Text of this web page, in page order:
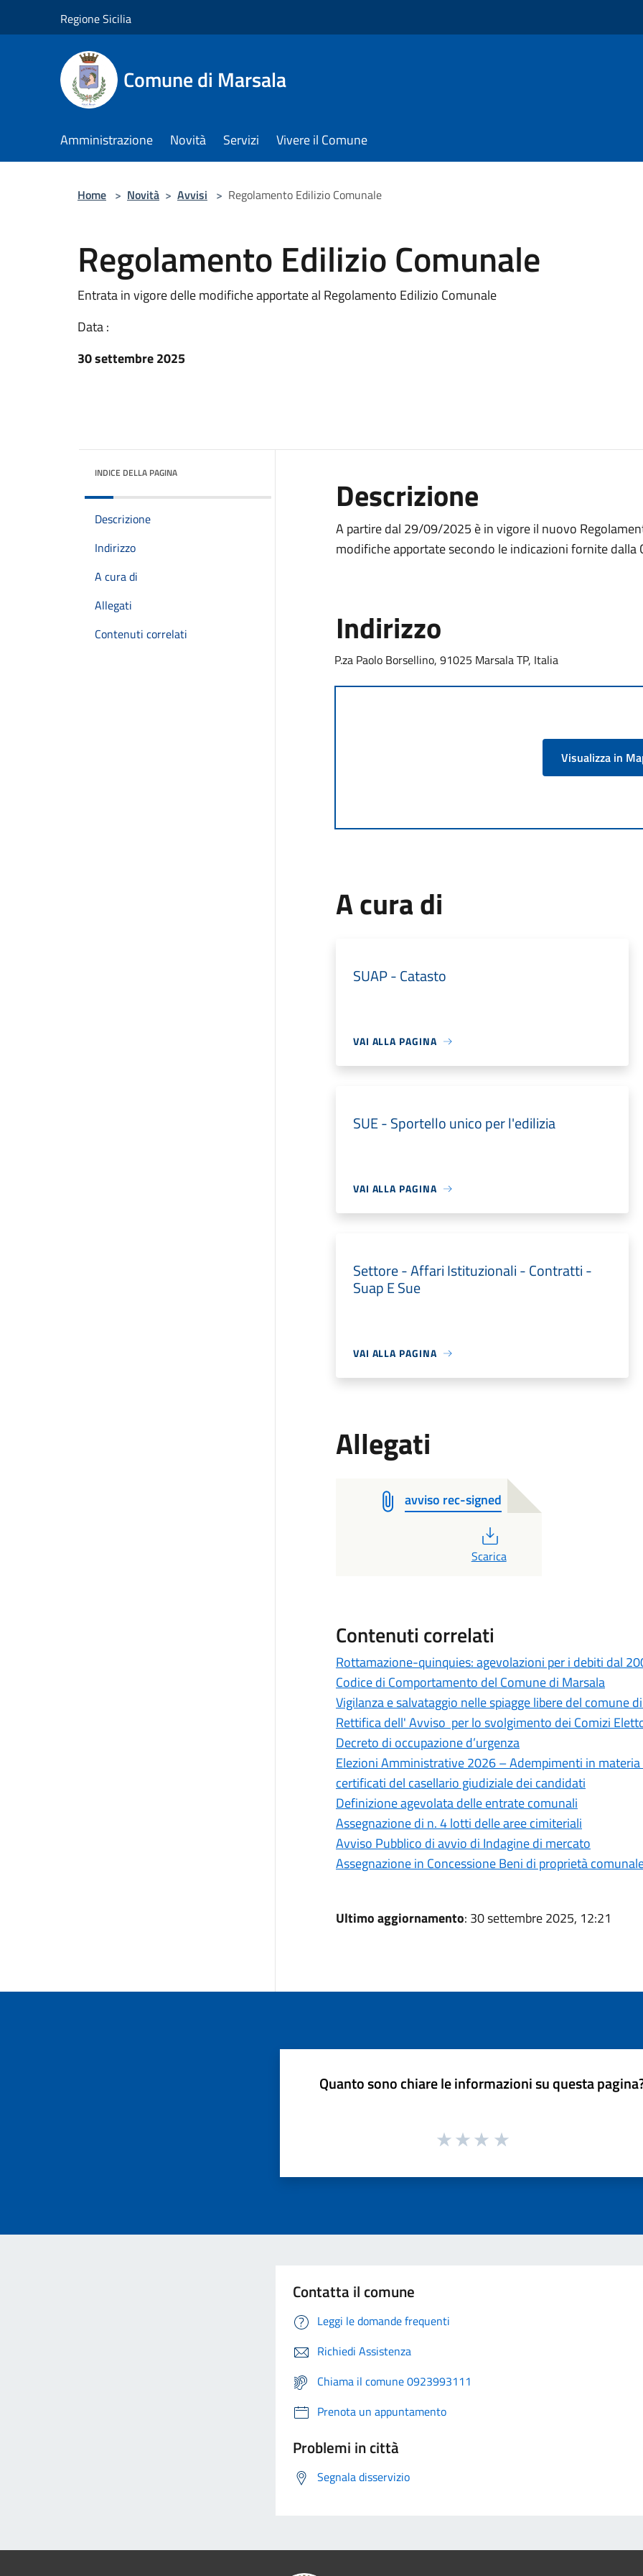
Regione Sicilia
Comune di Marsala
Amministrazione Novità Servizi Vivere il Comune
Home > Novità > Avvisi > Regolamento Edilizio Comunale
Regolamento Edilizio Comunale
Entrata in vigore delle modifiche apportate al Regolamento Edilizio Comunale
Data :
30 settembre 2025
INDICE DELLA PAGINA
Descrizione
Indirizzo
A cura di
Allegati
Contenuti correlati
Descrizione
A partire dal 29/09/2025 è in vigore il nuovo
modifiche apportate secondo le indicazioni fornite
Indirizzo
P.za Paolo Borsellino, 91025 Marsala TP, Italia
Visualizza in
A cura di
SUAP - Catasto
VAI ALLA PAGINA
SUE - Sportello unico per l'edilizia
VAI ALLA PAGINA
Settore - Affari Istituzionali - Contratti -
Suap E Sue
VAI ALLA PAGINA
Allegati
avviso rec-signed
Scarica
Contenuti correlati
Rottamazione-quinquies: agevolazioni per i debiti dal
Codice di Comportamento del Comune di Marsala
Vigilanza e salvataggio nelle spiagge libere del comune
Rettifica dell' Avviso per lo svolgimento dei Comizi
Decreto di occupazione d’urgenza
Elezioni Amministrative 2026 – Adempimenti in
certificati del casellario giudiziale dei candidati
Definizione agevolata delle entrate comunali
Assegnazione di n. 4 lotti delle aree cimiteriali
Avviso Pubblico di avvio di Indagine di mercato
Assegnazione in Concessione Beni di proprietà
Ultimo aggiornamento: 30 settembre 2025, 12:21
Quanto sono chiare le informazioni su questa
Contatta il comune
Leggi le domande frequenti
Richiedi Assistenza
Chiama il comune 0923993111
Prenota un appuntamento
Problemi in città
Segnala disservizio